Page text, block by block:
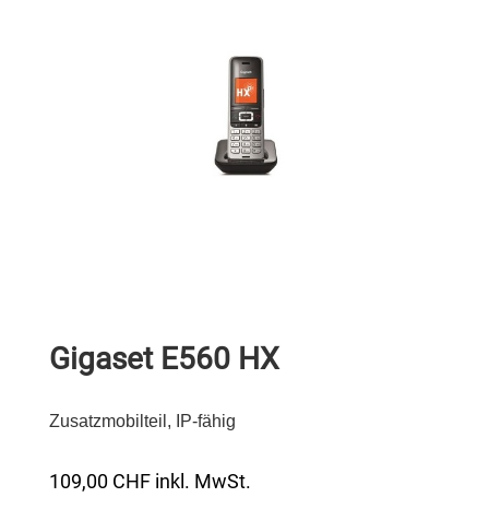
Gigaset E560 HX
Zusatzmobilteil, IP-fähig
109,00 CHF inkl. MwSt.